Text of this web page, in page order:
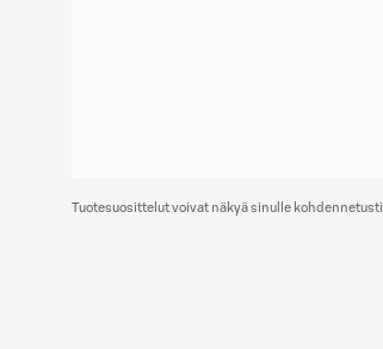
Tuotesuosittelut voivat näkyä sinulle kohdennetusti